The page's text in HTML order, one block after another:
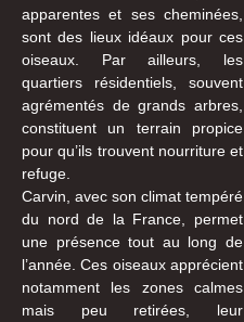
apparentes et ses cheminées,
sont des lieux idéaux pour ces
oiseaux. Par ailleurs, les
quartiers résidentiels, souvent
agrémentés de grands arbres,
constituent un terrain propice
pour qu’ils trouvent nourriture et
refuge.
Carvin, avec son climat tempéré
du nord de la France, permet
une présence tout au long de
l’année. Ces oiseaux apprécient
notamment les zones calmes
mais peu retirées, leur